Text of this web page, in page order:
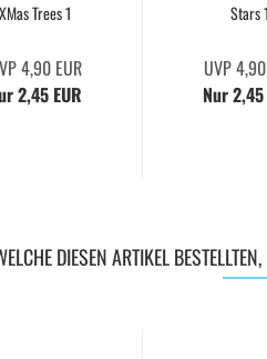
XMas Trees 1
4,90 EUR
2,45 EUR
Stars 1
UVP
Nur 2,45
DIESEN ARTIKEL